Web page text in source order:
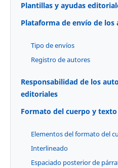
Plantillas y ayudas
Plataforma de envío de los
Tipo de envíos
Registro de autores
Responsabilidad de los
editoriales
Formato del cuerpo y
Elementos del formato del
Interlineado
Espaciado posterior de